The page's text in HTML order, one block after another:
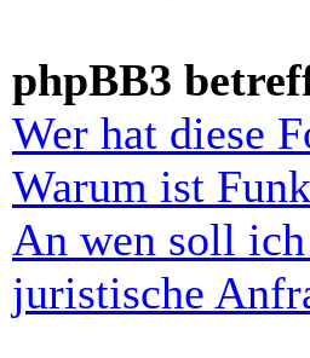
phpBB3
Wer hat diese
Warum ist
An wen soll
juristische